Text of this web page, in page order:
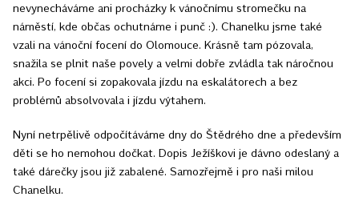
nevynecháváme ani procházky k vánočnímu stromečku na
náměstí, kde občas ochutnáme i punč :). Chanelku jsme také
vzali na vánoční focení do Olomouce. Krásně tam pózovala,
snažila se plnit naše povely a velmi dobře zvládla tak náročnou
akci. Po focení si zopakovala jízdu na eskalátorech a bez
problémů absolvovala i jízdu výtahem.
Nyní netrpělivě odpočítáváme dny do Štědrého dne a především
děti se ho nemohou dočkat. Dopis Ježíškovi je dávno odeslaný a
také dárečky jsou již zabalené. Samozřejmě i pro naši milou
Chanelku.